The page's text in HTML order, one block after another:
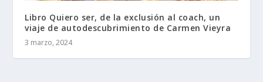
Libro Quiero ser, de la exclusión al coach, un
viaje de autodescubrimiento de Carmen Vieyra
3 marzo, 2024